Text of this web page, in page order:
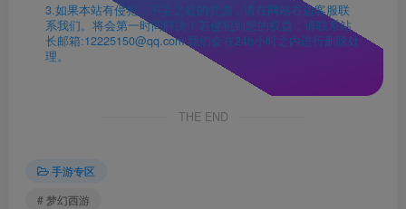
3.如果本站有侵犯、不妥之处的资源，请在网站右边客服联
系我们。将会第一时间解决！若侵犯到您的权益，请联系站
长邮箱:12225150@qq.com 我们会在24h小时之内进行删除处
理。
THE END
手游专区
# 梦幻西游